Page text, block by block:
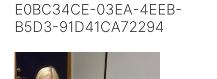
E0BC34CE-03EA-4EEB-
B5D3-91D41CA72294